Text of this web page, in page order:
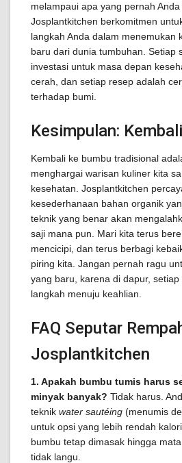
melampaui apa yang pernah Anda
Josplantkitchen berkomitmen
langkah Anda dalam menemukan
baru dari dunia tumbuhan. Setiap
investasi untuk masa depan
cerah, dan setiap resep adalah
terhadap bumi.
Kesimpulan:
Kembali ke bumbu tradisional
menghargai warisan kuliner kita
kesehatan. Josplantkitchen
kesederhanaan bahan organik
teknik yang benar akan
saji mana pun. Mari kita terus
mencicipi, dan terus berbagi
piring kita. Jangan pernah ragu
yang baru, karena di dapur,
langkah menuju keahlian.
FAQ Seputar
Josplantkitchen
1. Apakah bumbu tumis harus
minyak banyak? Tidak harus.
teknik water sautéing (menumis
untuk opsi yang lebih rendah
bumbu tetap dimasak hingga
tidak langu.